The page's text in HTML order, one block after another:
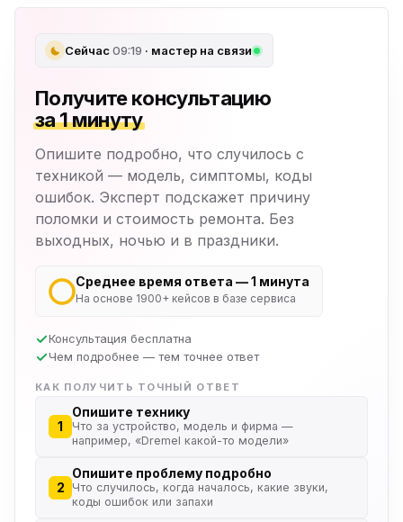
Сейчас09:19 · мастер на связи
Получите консультацию
за 1 минуту
Опишите подробно, что случилось с
техникой — модель, симптомы, коды
ошибок. Эксперт подскажет причину
поломки и стоимость ремонта. Без
выходных, ночью и в праздники.
Среднее время ответа — 1 минута
На основе 1900+ кейсов в базе сервиса
Консультация бесплатна
Чем подробнее — тем точнее ответ
КАК ПОЛУЧИТЬ ТОЧНЫЙ ОТВЕТ
1
Опишите технику
Что за устройство, модель и фирма —
например, «Dremel какой-то модели»
2
Опишите проблему подробно
Что случилось, когда началось, какие звуки,
коды ошибок или запахи